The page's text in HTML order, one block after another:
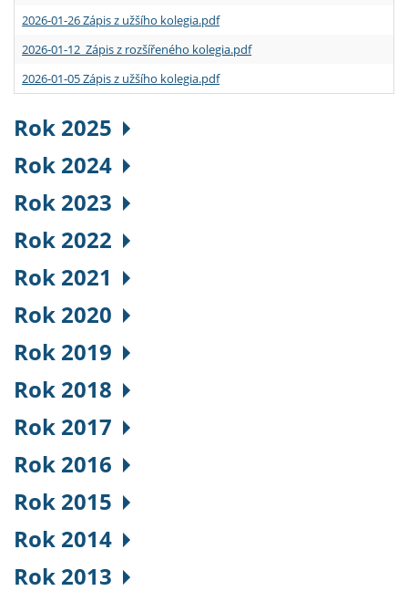
2026-01-26 Zápis z užšího kolegia.pdf
2026-01-12 Zápis z rozšířeného kolegia.pdf
2026-01-05 Zápis z užšího kolegia.pdf
Rok 2025
Rok 2024
Rok 2023
Rok 2022
Rok 2021
Rok 2020
Rok 2019
Rok 2018
Rok 2017
Rok 2016
Rok 2015
Rok 2014
Rok 2013